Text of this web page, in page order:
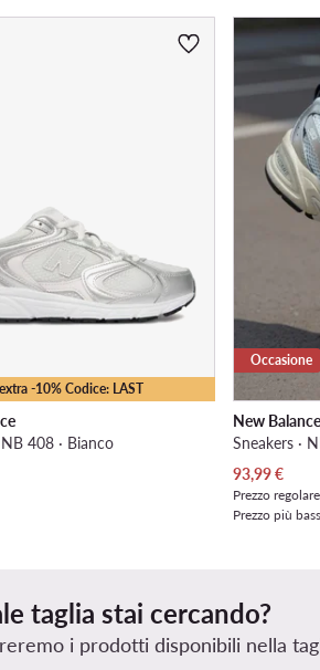
extra -10% Codice: LAST
408 · Bianco
Occasione
New Balance
Sneakers ·
Prezzo attuale
93,99€
Prezzo regolare
Prezzo più
taglia stai cercando?
i prodotti disponibili nella